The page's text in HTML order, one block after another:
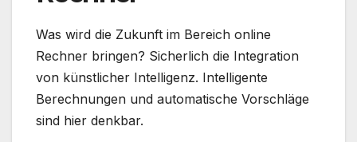
Was wird die Zukunft im Bereich online
Rechner bringen? Sicherlich die Integration
von künstlicher Intelligenz. Intelligente
Berechnungen und automatische Vorschläge
sind hier denkbar.